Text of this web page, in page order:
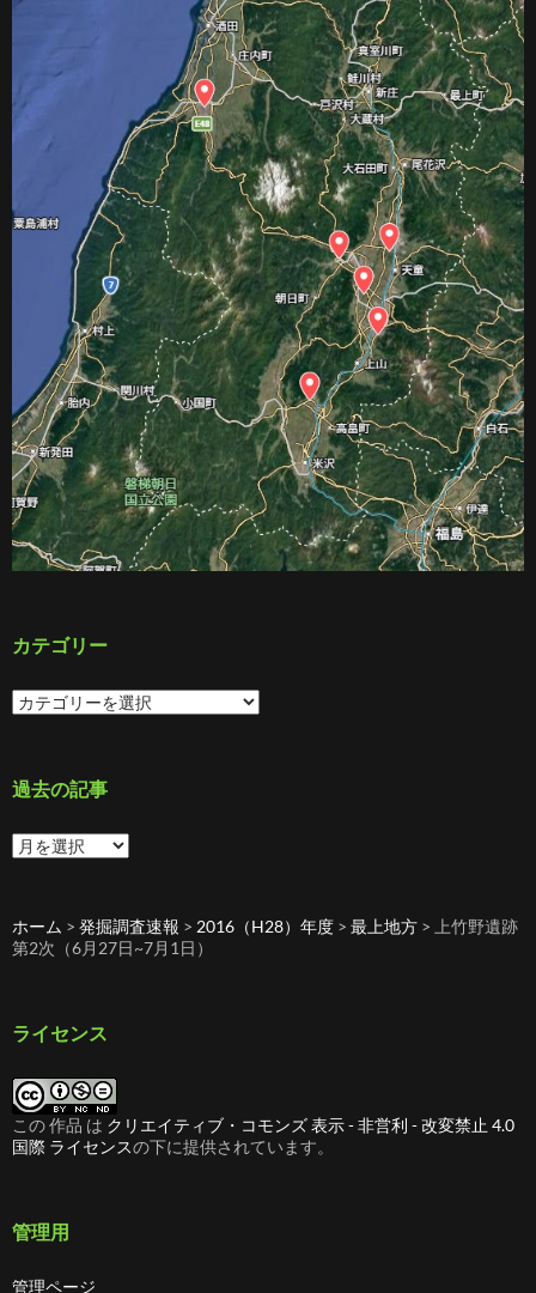
カテゴリー
カ
テ
ー
過去の記事
過
去
事
ホーム > 発掘調査速報 > 2016（H28）年度 > 最上地方 > 上竹野遺跡
第2次（6月27日~7月1日）
ライセンス
この 作品 は クリエイティブ・コモンズ 表示 - 非営利 - 改変禁止 4.0
国際 ライセンスの下に提供されています。
管理用
管理ページ